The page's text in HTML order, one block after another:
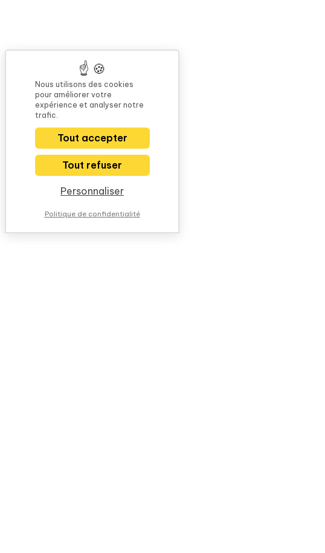
Nous utilisons des cookies
pour améliorer votre
expérience et analyser notre
trafic.
Tout accepter
Tout refuser
Personnaliser
Politique de confidentialité